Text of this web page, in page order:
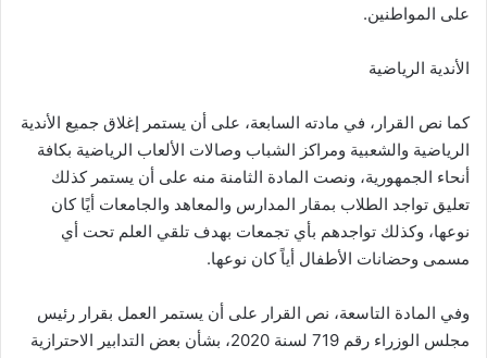
على المواطنين.
الأندية الرياضية
كما نص القرار، في مادته السابعة، على أن يستمر إغلاق جميع الأندية
الرياضية والشعبية ومراكز الشباب وصالات الألعاب الرياضية بكافة
أنحاء الجمهورية، ونصت المادة الثامنة منه على أن يستمر كذلك
تعليق تواجد الطلاب بمقار المدارس والمعاهد والجامعات أيًا كان
نوعها، وكذلك تواجدهم بأي تجمعات بهدف تلقي العلم تحت أي
مسمى وحضانات الأطفال أياً كان نوعها.
وفي المادة التاسعة، نص القرار على أن يستمر العمل بقرار رئيس
مجلس الوزراء رقم 719 لسنة 2020، بشأن بعض التدابير الاحترازية